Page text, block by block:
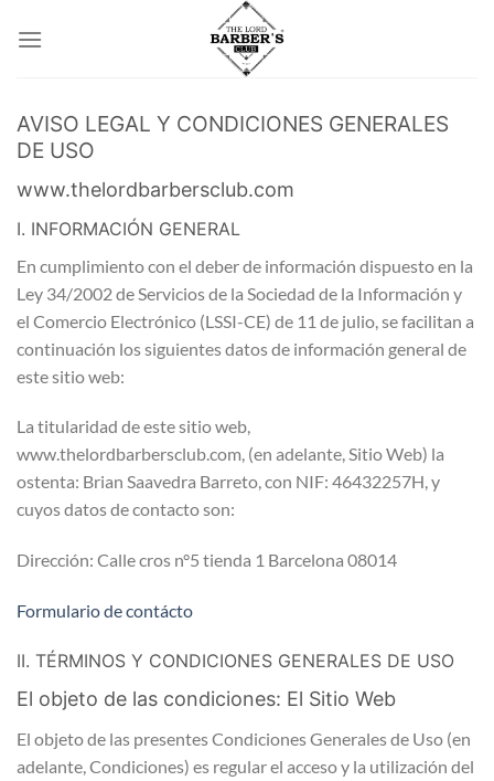
AVISO LEGAL Y CONDICIONES GENERALES
DE USO
www.thelordbarbersclub.com
I. INFORMACIÓN GENERAL
En cumplimiento con el deber de información dispuesto en la
Ley 34/2002 de Servicios de la Sociedad de la Información y
el Comercio Electrónico (LSSI-CE) de 11 de julio, se facilitan a
continuación los siguientes datos de información general de
este sitio web:
La titularidad de este sitio web,
www.thelordbarbersclub.com, (en adelante, Sitio Web) la
ostenta: Brian Saavedra Barreto, con NIF: 46432257H, y
cuyos datos de contacto son:
Dirección: Calle cros n°5 tienda 1 Barcelona 08014
Formulario de contácto
II. TÉRMINOS Y CONDICIONES GENERALES DE USO
El objeto de las condiciones: El Sitio Web
El objeto de las presentes Condiciones Generales de Uso (en
adelante, Condiciones) es regular el acceso y la utilización del